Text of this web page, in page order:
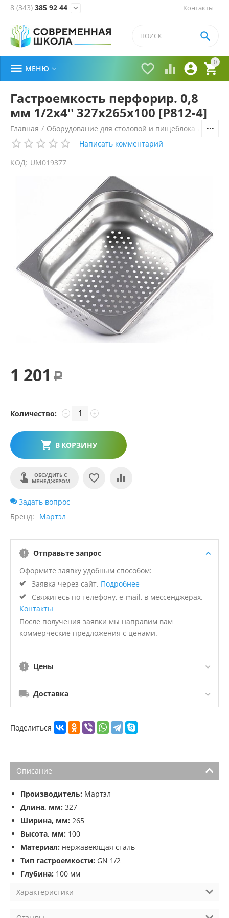
Контакты
8 (343) 385 92 44 
0


 

 МЕНЮ 
Гастроемкость перфорир. 0,8
мм 1/2х4'' 327х265х100 [Р812-4]
Главная / Оборудование для столовой и пищеблока
Написать комментарий
КОД: UM019377
1 201 Р
Количество: +
−
В КОРЗИНУ
ОБСУДИТЬ С
МЕНЕДЖЕРОМ
Задать вопрос
Бренд
Мартэл
Отправьте запрос
Оформите заявку удобным способом:
Заявка через сайт. Подробнее
Свяжитесь по телефону, e-mail, в мессенджерах.
Контакты
После получения заявки мы направим вам
коммерческие предложения с ценами.
Цены
Доставка
Поделиться
Описание
Производитель: Мартэл
Длина, мм: 327
Ширина, мм: 265
Высота, мм: 100
Материал: нержавеющая сталь
Тип гастроемкости: GN 1/2
Глубина: 100 мм
Характеристики